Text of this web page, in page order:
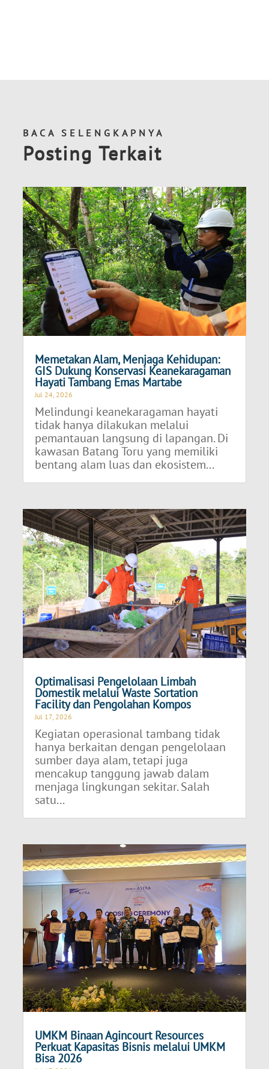
BACA SELENGKAPNYA
Posting Terkait
Memetakan Alam, Menjaga Kehidupan:
GIS Dukung Konservasi Keanekaragaman
Hayati Tambang Emas Martabe
Jul 24, 2026
Melindungi keanekaragaman hayati
tidak hanya dilakukan melalui
pemantauan langsung di lapangan. Di
kawasan Batang Toru yang memiliki
bentang alam luas dan ekosistem...
Optimalisasi Pengelolaan Limbah
Domestik melalui Waste Sortation
Facility dan Pengolahan Kompos
Jul 17, 2026
Kegiatan operasional tambang tidak
hanya berkaitan dengan pengelolaan
sumber daya alam, tetapi juga
mencakup tanggung jawab dalam
menjaga lingkungan sekitar. Salah
satu...
UMKM Binaan Agincourt Resources
Perkuat Kapasitas Bisnis melalui UMKM
Bisa 2026